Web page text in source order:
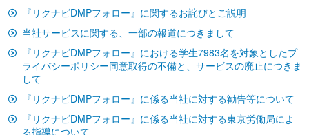
『リクナビDMPフォロー』に関するお詫びとご説明
当社サービスに関する、一部の報道につきまして
『リクナビDMPフォロー』における学生7983名を対象としたプ
ライバシーポリシー同意取得の不備と、サービスの廃止につきま
して
『リクナビDMPフォロー』に係る当社に対する勧告等について
『リクナビDMPフォロー』に係る当社に対する東京労働局によ
る指導について